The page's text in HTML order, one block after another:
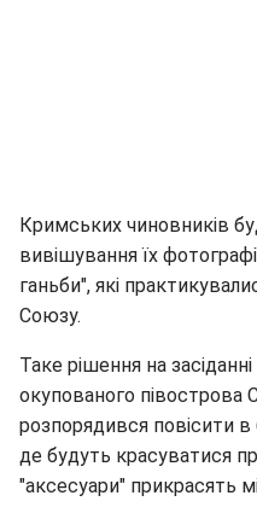
Кримських чиновників
вивішування їх
ганьби", які
Союзу.
Таке рішення на
окупованого півострова
розпорядився повісити в
де будуть красуватися
"аксесуари" прикрасять